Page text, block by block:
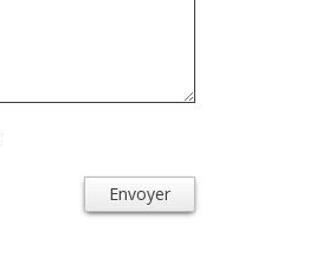
Envoyer